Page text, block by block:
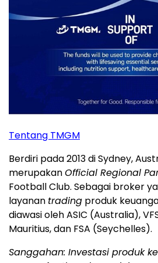
Tentang TMGM
Berdiri pada 2013 di Sydney,
merupakanOfficial Regional
Football Club. Sebagai broker
layanan trading produk
diawasi oleh ASIC (Australia),
Mauritius, dan FSA (Seychelles).
Sanggahan: Investasi produk